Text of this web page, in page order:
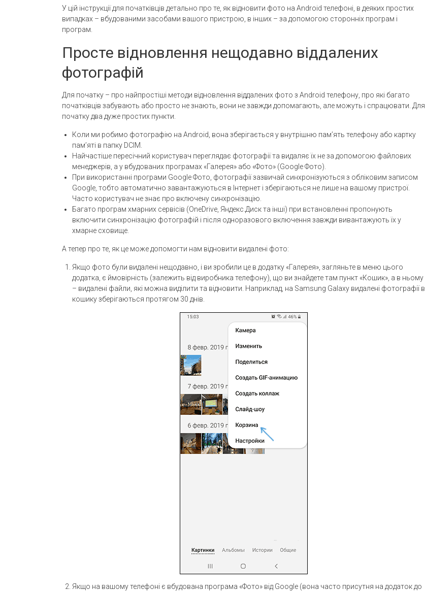
У цій інструкції для початківців детально про те, як відновити фото на Android телефоні, в деяких простих
випадках – вбудованими засобами вашого пристрою, в інших – за допомогою сторонніх програм і
програм.
Просте відновлення нещодавно віддалених
фотографій
Для початку – про найпростіші методи відновлення віддалених фото з Android телефону, про які багато
початківців забувають або просто не знають, вони не завжди допомагають, але можуть і спрацювати. Для
початку два дуже простих пункти.
Коли ми робимо фотографію на Android, вона зберігається у внутрішню пам’ять телефону або картку
пам’яті в папку DCIM.
Найчастіше пересічний користувач переглядає фотографії та видаляє їх не за допомогою файлових
менеджерів, а у вбудованих програмах «Галерея» або «Фото» (Google Фото).
При використанні програми Google Фото, фотографії зазвичай синхронізуються з обліковим записом
Google, тобто автоматично завантажуються в Інтернет і зберігаються не лише на вашому пристрої.
Часто користувач не знає про включену синхронізацію.
Багато програм хмарних сервісів (OneDrive, Яндекс.Диск та інші) при встановленні пропонують
включити синхронізацію фотографій і після одноразового включення завжди вивантажують їх у
хмарне сховище.
А тепер про те, як це може допомогти нам відновити видалені фото:
Якщо фото були видалені нещодавно, і ви зробили це в додатку «Галерея», загляньте в меню цього
додатка, є ймовірність (залежить від виробника телефону), що ви знайдете там пункт «Кошик», а в ньому
– видалені файли, які можна виділити та відновити. Наприклад, на Samsung Galaxy видалені фотографії в
кошику зберігаються протягом 30 днів.
Якщо на вашому телефоні є вбудована програма «Фото» від Google (вона часто присутня на додаток до